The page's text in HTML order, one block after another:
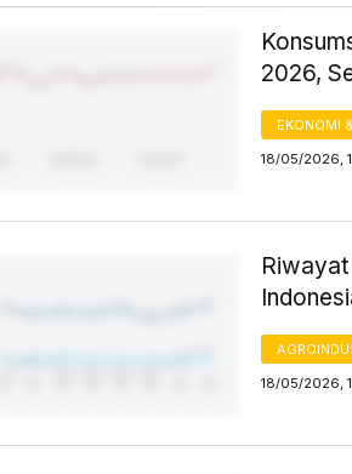
2026,
EKONOMI
18/05/2026,
18/05/2026,